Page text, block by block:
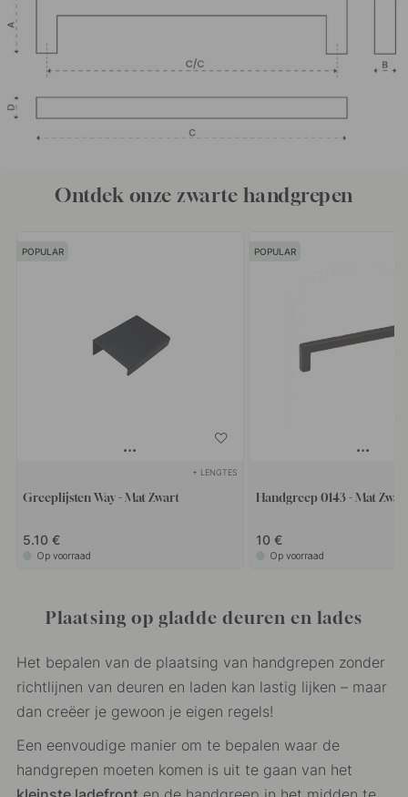
Ontdek onze zwarte handgrepen
POPULAR
+ LENGTES
Greeplijsten Way - Mat Zwart
5.10 €
Op voorraad
POPULAR
Handgreep 0143 - Mat
10 €
Op voorraad
Plaatsing op gladde deuren en lades
Het bepalen van de plaatsing van handgrepen zonder
richtlijnen van deuren en laden kan lastig lijken – maar
dan creëer je gewoon je eigen regels!
Een eenvoudige manier om te bepalen waar de
handgrepen moeten komen is uit te gaan van het